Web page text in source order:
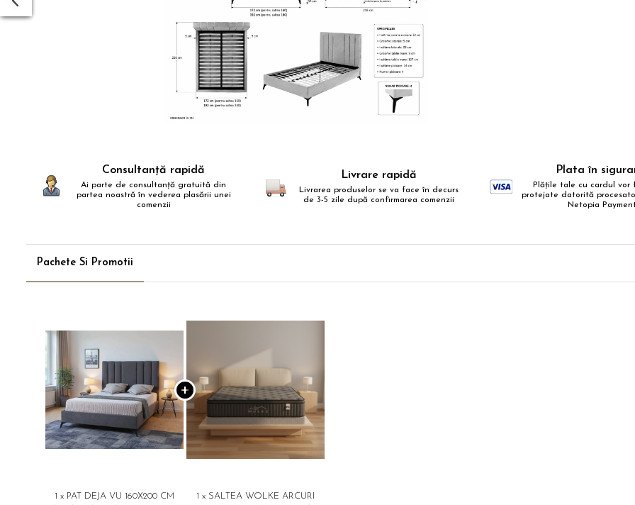
Consultanță rapidă
Ai parte de consultanță gratuită din
partea noastră în vederea plasării unei
comenzii
Livrare rapidă
Livrarea produselor se va face în decurs
de 3-5 zile după confirmarea comenzii
Plata în
Plățile tale cu cardul vor
protejate datorită
Netopia
Pachete Si Promotii
1 x PAT DEJA VU 160X200 CM
1 x SALTEA WOLKE ARCURI